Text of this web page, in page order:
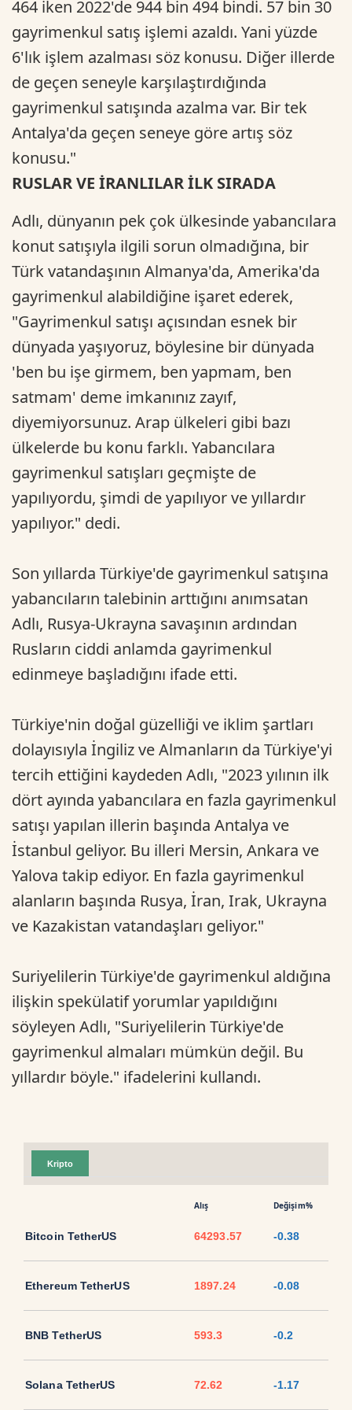
464 iken 2022'de 944 bin 494 bindi. 57 bin 30
gayrimenkul satış işlemi azaldı. Yani yüzde
6'lık işlem azalması söz konusu. Diğer illerde
de geçen seneyle karşılaştırdığında
gayrimenkul satışında azalma var. Bir tek
Antalya'da geçen seneye göre artış söz
konusu."
RUSLAR VE İRANLILAR İLK SIRADA
Adlı, dünyanın pek çok ülkesinde yabancılara
konut satışıyla ilgili sorun olmadığına, bir
Türk vatandaşının Almanya'da, Amerika'da
gayrimenkul alabildiğine işaret ederek,
"Gayrimenkul satışı açısından esnek bir
dünyada yaşıyoruz, böylesine bir dünyada
'ben bu işe girmem, ben yapmam, ben
satmam' deme imkanınız zayıf,
diyemiyorsunuz. Arap ülkeleri gibi bazı
ülkelerde bu konu farklı. Yabancılara
gayrimenkul satışları geçmişte de
yapılıyordu, şimdi de yapılıyor ve yıllardır
yapılıyor." dedi.
Son yıllarda Türkiye'de gayrimenkul satışına
yabancıların talebinin arttığını anımsatan
Adlı, Rusya-Ukrayna savaşının ardından
Rusların ciddi anlamda gayrimenkul
edinmeye başladığını ifade etti.
Türkiye'nin doğal güzelliği ve iklim şartları
dolayısıyla İngiliz ve Almanların da Türkiye'yi
tercih ettiğini kaydeden Adlı, "2023 yılının ilk
dört ayında yabancılara en fazla gayrimenkul
satışı yapılan illerin başında Antalya ve
İstanbul geliyor. Bu illeri Mersin, Ankara ve
Yalova takip ediyor. En fazla gayrimenkul
alanların başında Rusya, İran, Irak, Ukrayna
ve Kazakistan vatandaşları geliyor."
Suriyelilerin Türkiye'de gayrimenkul aldığına
ilişkin spekülatif yorumlar yapıldığını
söyleyen Adlı, "Suriyelilerin Türkiye'de
gayrimenkul almaları mümkün değil. Bu
yıllardır böyle." ifadelerini kullandı.
Kripto
Alış Değişim%
Bitcoin TetherUS 64293.57 -0.38
Ethereum TetherUS 1897.24 -0.08
BNB TetherUS 593.3 -0.2
Solana TetherUS 72.62 -1.17